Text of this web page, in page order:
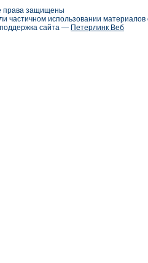
права защищены
частичном использовании
сайта — Петерлинк Веб